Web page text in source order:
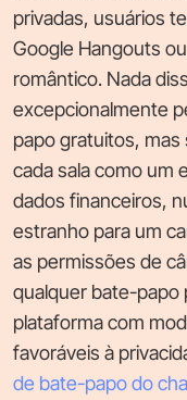
privadas, usuários
Google Hangouts
romântico. Nada
excepcionalmente
papo gratuitos,
cada sala como um
dados financeiros,
estranho para um
as permissões de
qualquer bate-papo
plataforma com
favoráveis à
de bate-papo do